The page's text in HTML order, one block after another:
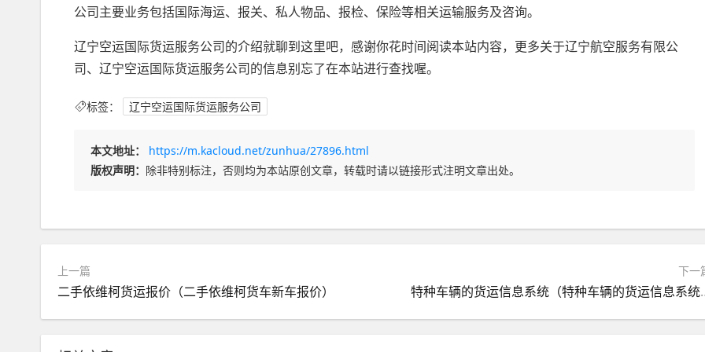
公司主要业务包括国际海运、报关、私人物品、报检、保险等相关运输服务及咨询。
辽宁空运国际货运服务公司的介绍就聊到这里吧，感谢你花时间阅读本站内容，更多关于辽宁航空服务有限公
司、辽宁空运国际货运服务公司的信息别忘了在本站进行查找喔。
标签： 辽宁空运国际货运服务公司
本文地址：
https://m.kacloud.net/zunhua/27896.html
版权声明： 除非特别标注，否则均为本站原创文章，转载时请以链接形式注明文章出处。
上一篇
二手依维柯货运报价（二手依维柯货车新车报价）
下一
特种车辆的货运